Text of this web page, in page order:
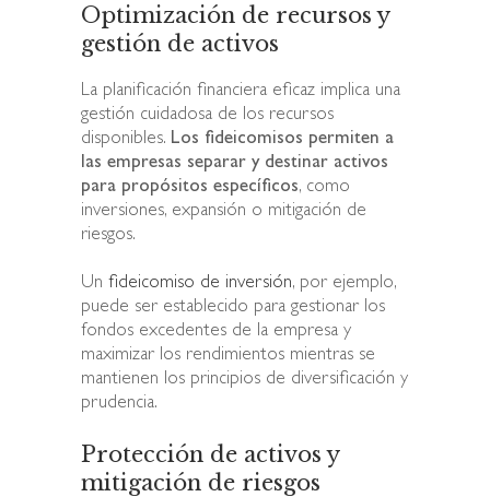
Optimización de recursos y
gestión de activos
La planificación financiera eficaz implica una
gestión cuidadosa de los recursos
disponibles. Los fideicomisos permiten a
las empresas separar y destinar activos
para propósitos específicos, como
inversiones, expansión o mitigación de
riesgos.
Un fideicomiso de inversión, por ejemplo,
puede ser establecido para gestionar los
fondos excedentes de la empresa y
maximizar los rendimientos mientras se
mantienen los principios de diversificación y
prudencia.
Protección de activos y
mitigación de riesgos